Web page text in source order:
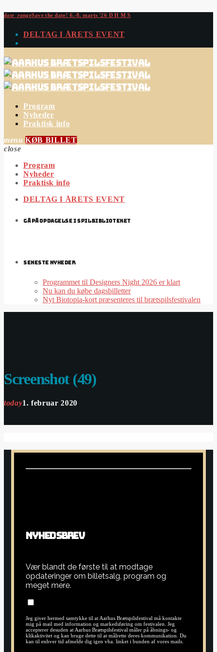
date_rangeSave the date! 6.-8. marts '26 D H M S
DELTAG I ÅRETS EVENT
Program
Nyheder
Praktisk info
menu KØB BILLET
close
Program
Nyheder
Praktisk info
DELTAG I ÅRETS EVENT
GÅ PÅ OPDAGELSE I SPILBIBLIOTEKET
SENESTE NYHEDER
Programmet til Designers Night 2026 er klart
Nu kan du købe dagsbilletter
Nyt Biotopia-kort præsenteres til brætspilsfestivalen
Screenshot (49)
today1. februar 2020
NYHEDSBREV
Vær blandt de første til at modtage
opdateringer om billetsalg, program og
meget mere.
Jeg giver hermed samtykke til at Aarhus Brætspilsfestival må kontakte
mig på mail med information og markedsføring om festivalen. Jeg
accepterer desuden at Aarhus Brætspilsfestival måler på åbnings- og
klikaktivitet og kan bruge dette til at målrette deres kommunikation. Du
kan til enhver tid afmelde dig igen vha. linket i bunden af vores mails.